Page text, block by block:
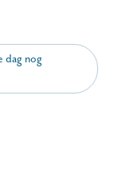
dag nog